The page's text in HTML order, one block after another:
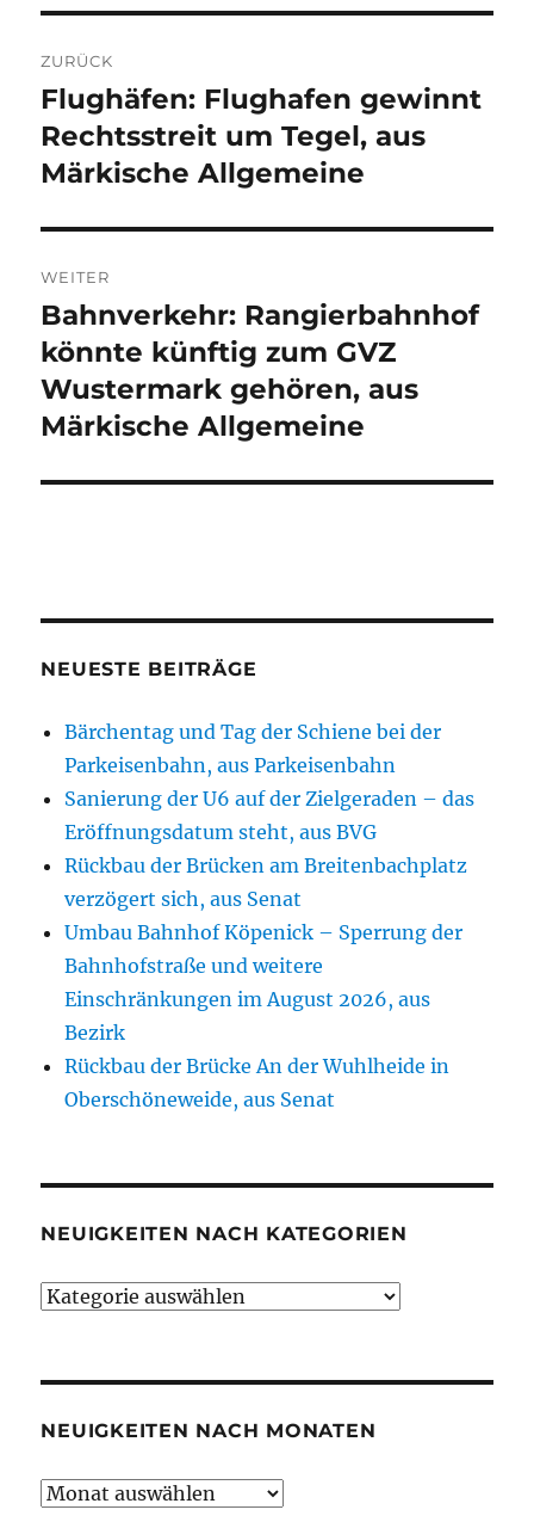
ZURÜCK
Vorheriger
Beitrag:
Flughäfen: Flughafen gewinnt
Rechtsstreit um Tegel, aus
Märkische Allgemeine
WEITER
Nächster
Beitrag:
Bahnverkehr: Rangierbahnhof
könnte künftig zum GVZ
Wustermark gehören, aus
Märkische Allgemeine
NEUESTE BEITRÄGE
Bärchentag und Tag der Schiene bei der
Parkeisenbahn, aus Parkeisenbahn
Sanierung der U6 auf der Zielgeraden – das
Eröffnungsdatum steht, aus BVG
Rückbau der Brücken am Breitenbachplatz
verzögert sich, aus Senat
Umbau Bahnhof Köpenick – Sperrung der
Bahnhofstraße und weitere
Einschränkungen im August 2026, aus
Bezirk
Rückbau der Brücke An der Wuhlheide in
Oberschöneweide, aus Senat
NEUIGKEITEN NACH KATEGORIEN
Neuigkeiten
NEUIGKEITEN NACH MONATEN
Neuigkeiten